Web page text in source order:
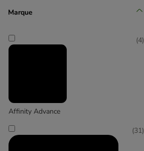
Marque
Affinity Advance
(4)
(31)